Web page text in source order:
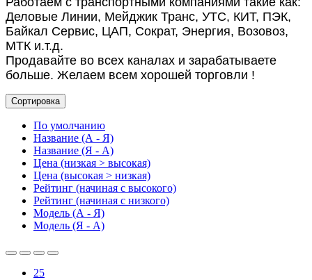
Деловые Линии, Мейджик Транс, УТС, КИТ, ПЭК,
Байкал Сервис, ЦАП, Сократ, Энергия, Возовоз,
МТК и.т.д.
Продавайте во всех каналах и зарабатываете
больше. Желаем всем хорошей торговли !
Сортировка
По умолчанию
Название (А - Я)
Название (Я - А)
Цена (низкая > высокая)
Цена (высокая > низкая)
Рейтинг (начиная с высокого)
Рейтинг (начиная с низкого)
Модель (А - Я)
Модель (Я - А)
25